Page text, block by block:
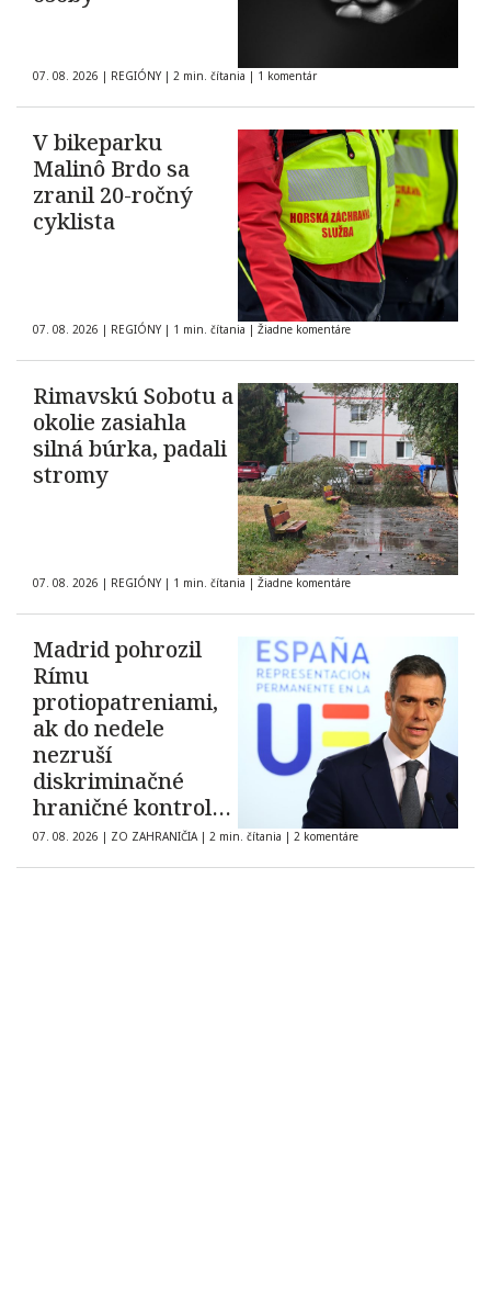
07. 08. 2026 | REGIÓNY | 2 min. čítania | 1 komentár
V bikeparku
Malinô Brdo sa
zranil 20-ročný
cyklista
07. 08. 2026 | REGIÓNY | 1 min. čítania | Žiadne komentáre
Rimavskú Sobotu a
okolie zasiahla
silná búrka, padali
stromy
07. 08. 2026 | REGIÓNY | 1 min. čítania | Žiadne komentáre
Madrid pohrozil
Rímu
protiopatreniami,
ak do nedele
nezruší
diskriminačné
hraničné kontroly
španielskych
občanov
07. 08. 2026 | ZO ZAHRANIČIA | 2 min. čítania | 2 komentáre